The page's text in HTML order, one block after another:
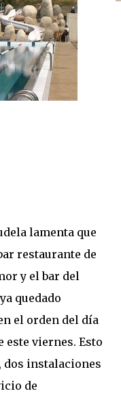
lamenta que
restaurante de
y el bar del
quedado
el orden del día
este viernes. Esto
dos instalaciones
de